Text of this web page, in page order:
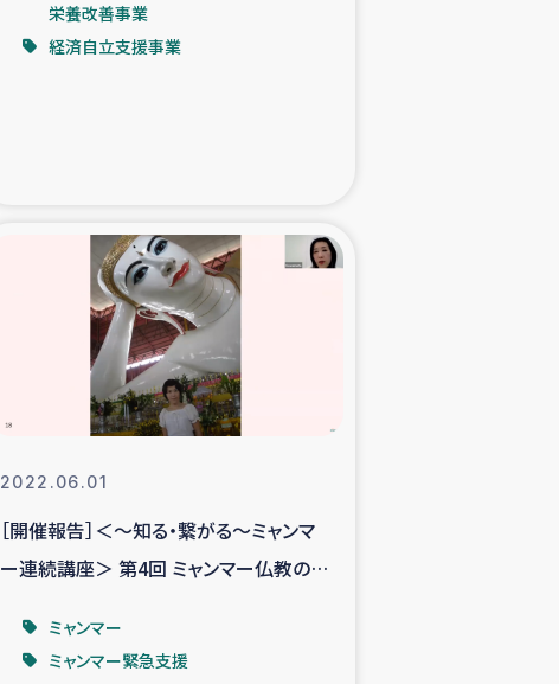
た子どもの栄養改善事業
でのコーヒー畑改善事業
生計向上支援
栄養改善事業
経済自立支援事業
2022.06.01
［開催報告］＜～知る・繋がる～ミャンマ
ー連続講座＞ 第4回 ミャンマー仏教の魅
ミャンマー
ミャンマー緊急支援